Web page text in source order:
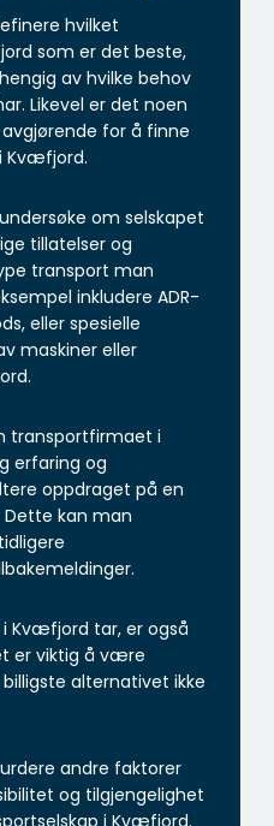
hvilket
som er det beste,
av hvilke behov
Likevel er det noen
for å finne
Kvæfjord.
om selskapet
tillatelser og
transport man
inkludere ADR-
eller spesielle
maskiner eller
transportfirmaet i
erfaring og
oppdraget på en
kan man
Kvæfjord tar, er også
er viktig å være
alternativet ikke
andre faktorer
og tilgjengelighet